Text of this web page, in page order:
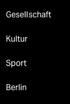
Gesellschaft
Kultur
Sport
Berlin